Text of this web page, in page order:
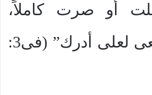
أو صرت كاملاً،
ولكنى أسعى لعلى أدرك” (فى3: